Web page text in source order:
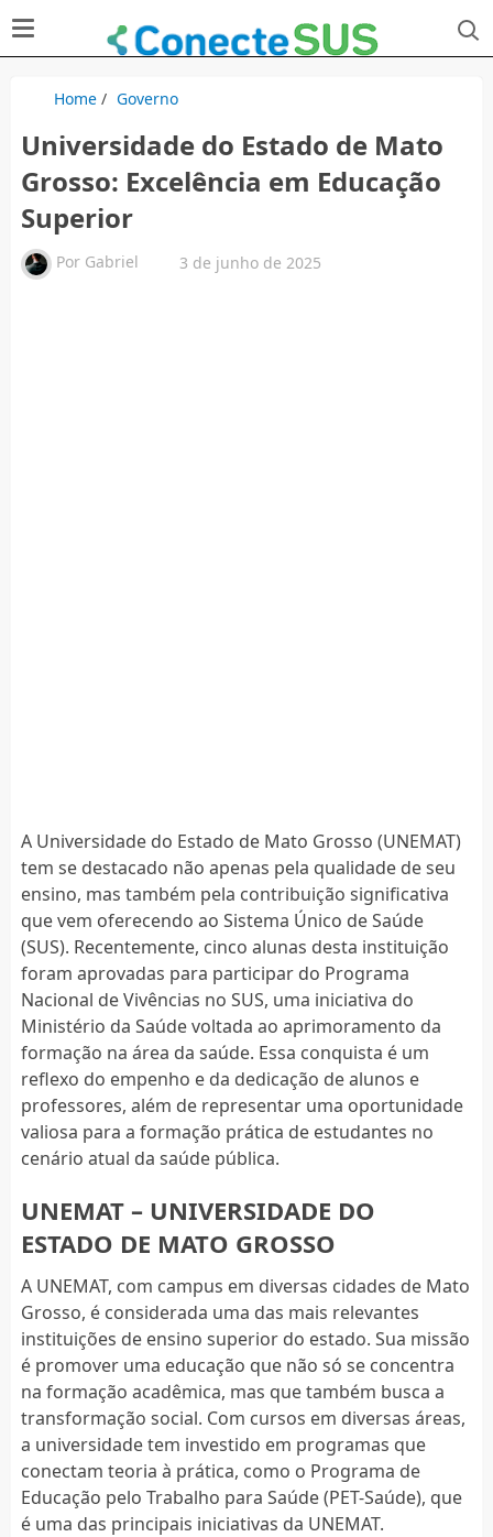
Home/ Governo
Universidade do Estado de Mato
Grosso: Excelência em Educação
Superior
Por Gabriel 3 de junho de 2025
A Universidade do Estado de Mato Grosso (UNEMAT)
tem se destacado não apenas pela qualidade de seu
ensino, mas também pela contribuição significativa
que vem oferecendo ao Sistema Único de Saúde
(SUS). Recentemente, cinco alunas desta instituição
foram aprovadas para participar do Programa
Nacional de Vivências no SUS, uma iniciativa do
Ministério da Saúde voltada ao aprimoramento da
formação na área da saúde. Essa conquista é um
reflexo do empenho e da dedicação de alunos e
professores, além de representar uma oportunidade
valiosa para a formação prática de estudantes no
cenário atual da saúde pública.
UNEMAT – UNIVERSIDADE DO
ESTADO DE MATO GROSSO
A UNEMAT, com campus em diversas cidades de Mato
Grosso, é considerada uma das mais relevantes
instituições de ensino superior do estado. Sua missão
é promover uma educação que não só se concentra
na formação acadêmica, mas que também busca a
transformação social. Com cursos em diversas áreas,
a universidade tem investido em programas que
conectam teoria à prática, como o Programa de
Educação pelo Trabalho para Saúde (PET-Saúde), que
é uma das principais iniciativas da UNEMAT.